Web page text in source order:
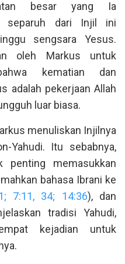
besar yang Ia
separuh dari Injil ini
sengsara Yesus.
oleh Markus untuk
kematian dan
adalah pekerjaan Allah
luar biasa.
menuliskan Injilnya
Yahudi. Itu sebabnya,
penting memasukkan
bahasa Ibrani ke
7:11, 34; 14:36), dan
tradisi Yahudi,
kejadian untuk